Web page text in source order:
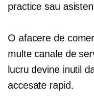
practice sau
O afacere de
multe canale de
lucru devine inutil
accesate rapid.